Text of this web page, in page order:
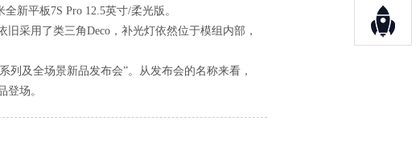
平板7S Pro 12.5英寸/柔光版。
采用了类三角Deco，补光灯依然位于模组内部，
及全场景新品发布会”。从发布会的名称来看，
登场。